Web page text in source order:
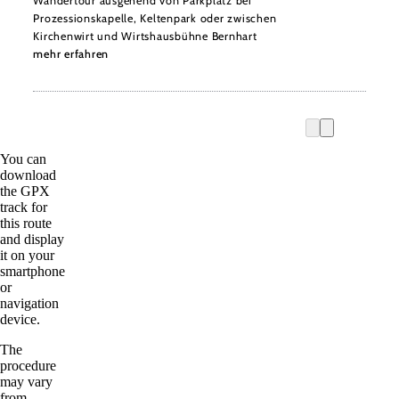
Prozessionskapelle, Keltenpark oder zwischen
Kirchenwirt und Wirtshausbühne Bernhart
mehr erfahren
You can
download
the GPX
track for
this route
and display
it on your
smartphone
or
navigation
device.
The
procedure
may vary